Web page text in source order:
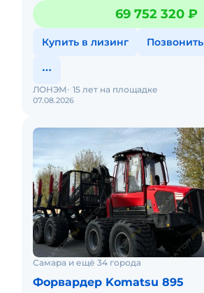
69 752 320 ₽
Купить в лизинг Позвонить
07.08.2026
ЛОНЭМ 15 лет на площадке
Самара и ещё 34 города
Форвардер Komatsu 895